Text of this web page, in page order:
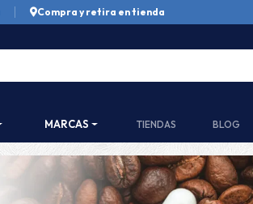
Compra y retira en tienda
MARCAS TIENDAS BLOG